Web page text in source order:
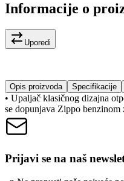
Informacije o
Uporedi
Opis proizvoda Specifikacije
• Upaljač klasičnog dizajna
se dopunjava Zippo benzinom
Prijavi se na naš